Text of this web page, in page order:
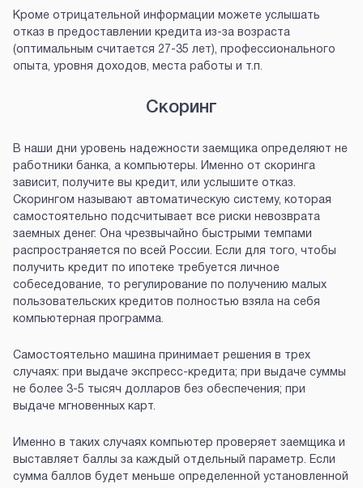
Кроме отрицательной информации можете услышать
отказ в предоставлении кредита из-за возраста
(оптимальным считается 27-35 лет), профессионального
опыта, уровня доходов, места работы и т.п.
Скоринг
В наши дни уровень надежности заемщика определяют не
работники банка, а компьютеры. Именно от скоринга
зависит, получите вы кредит, или услышите отказ.
Скорингом называют автоматическую систему, которая
самостоятельно подсчитывает все риски невозврата
заемных денег. Она чрезвычайно быстрыми темпами
распространяется по всей России. Если для того, чтобы
получить кредит по ипотеке требуется личное
собеседование, то регулирование по получению малых
пользовательских кредитов полностью взяла на себя
компьютерная программа.
Самостоятельно машина принимает решения в трех
случаях: при выдаче экспресс-кредита; при выдаче суммы
не более 3-5 тысяч долларов без обеспечения; при
выдаче мгновенных карт.
Именно в таких случаях компьютер проверяет заемщика и
выставляет баллы за каждый отдельный параметр. Если
сумма баллов будет меньше определенной установленной